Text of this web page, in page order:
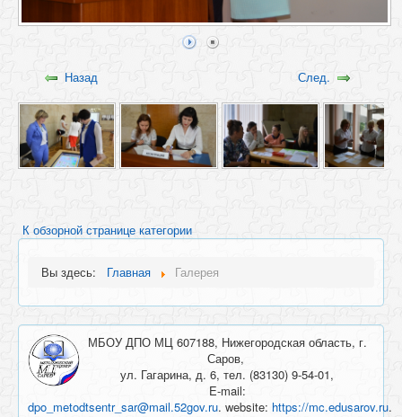
Назад След.
К обзорной странице категории
Вы здесь: Главная Галерея
МБОУ ДПО МЦ 607188, Нижегородская область, г.
Саров,
ул. Гагарина, д. 6, тел. (83130) 9-54-01,
E-mail:
dpo_metodtsentr_sar@mail.52gov.ru. website: https://mc.edusarov.ru.